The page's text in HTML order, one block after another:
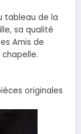
tableau de la
sa qualité
Amis de
originales